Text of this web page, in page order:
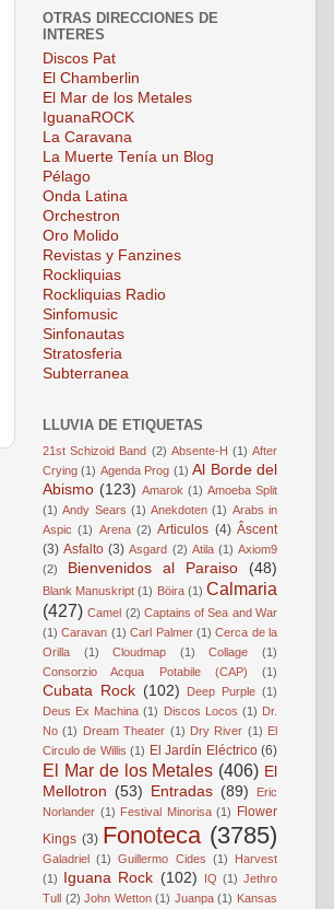
OTRAS DIRECCIONES DE
INTERES
Discos Pat
El Chamberlin
El Mar de los Metales
IguanaROCK
La Caravana
La Muerte Tenía un Blog
Pélago
Onda Latina
Orchestron
Oro Molido
Revistas y Fanzines
Rockliquias
Rockliquias Radio
Sinfomusic
Sinfonautas
Stratosferia
Subterranea
LLUVIA DE ETIQUETAS
21st Schizoid Band (2) Absente-H (1) After
Crying (1) Agenda Prog (1) Al Borde del
Abismo (123) Amarok (1) Amoeba Split
(1) Andy Sears (1) Anekdoten (1) Arabs in
Aspic (1) Arena (2) Articulos (4) Âscent
(3) Asfalto (3) Asgard (2) Atila (1) Axiom9
(2)
Bienvenidos al Paraiso (48)
Blank Manuskript (1) Böira (1) Calmaria
(427) Camel (2) Captains of Sea and War
(1) Caravan (1) Carl Palmer (1) Cerca de la
Orilla
(1) Cloudmap (1) Collage
(1)
Consorzio Acqua Potabile (CAP)
(1)
Cubata Rock (102) Deep Purple (1)
Deus Ex Machina (1) Discos Locos (1) Dr.
No (1) Dream Theater (1) Dry River (1) El
Circulo de Willis (1) El Jardín Eléctrico (6)
El Mar de los Metales (406) El
Mellotron (53) Entradas (89)
Eric
Norlander (1) Festival Minorisa (1) Flower
Kings (3) Fonoteca (3785)
Galadriel (1) Guillermo Cides (1)
Harvest
(1) Iguana Rock (102) IQ (1) Jethro
Tull (2) John Wetton (1) Juanpa (1) Kansas